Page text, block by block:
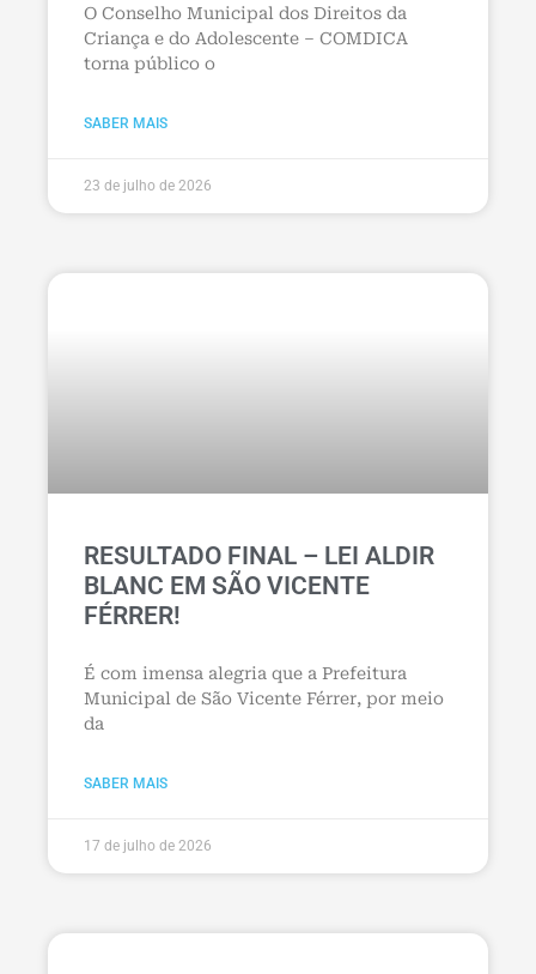
O Conselho Municipal dos Direitos da
Criança e do Adolescente – COMDICA
torna público o
SABER MAIS
23 de julho de 2026
RESULTADO FINAL – LEI ALDIR
BLANC EM SÃO VICENTE
FÉRRER!
É com imensa alegria que a Prefeitura
Municipal de São Vicente Férrer, por meio
da
SABER MAIS
17 de julho de 2026